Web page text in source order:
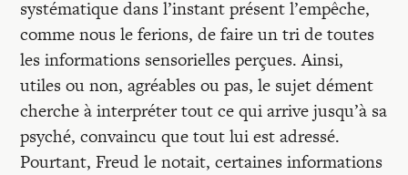
systématique dans l’instant présent l’empêche,
comme nous le ferions, de faire un tri de toutes
les informations sensorielles perçues. Ainsi,
utiles ou non, agréables ou pas, le sujet dément
cherche à interpréter tout ce qui arrive jusqu’à sa
psyché, convaincu que tout lui est adressé.
Pourtant, Freud le notait, certaines informations